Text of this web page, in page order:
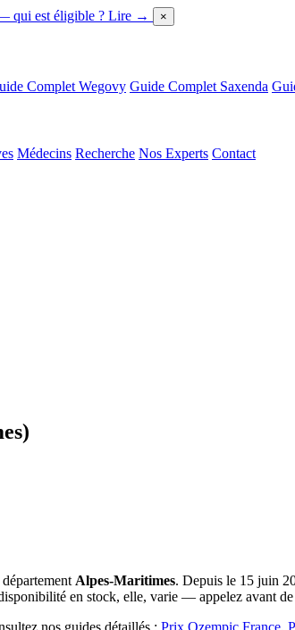
qui est éligible ? Lire → ×
Complet Wegovy Guide Complet Saxenda
Médecins Recherche Nos Experts Contact
Alpes-Maritimes. Depuis le 15 juin
en stock, elle, varie — appelez avant
nos guides détaillés : Prix Ozempic France,